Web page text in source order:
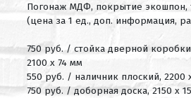
Погонаж МДФ, покрытие экошпон,
(цена за 1 ед., доп. информация,
750 руб. / стойка дверной
2100 х 74 мм
550 руб. / наличник плоский, 2200
750 руб. / доборная доска, 2150 х